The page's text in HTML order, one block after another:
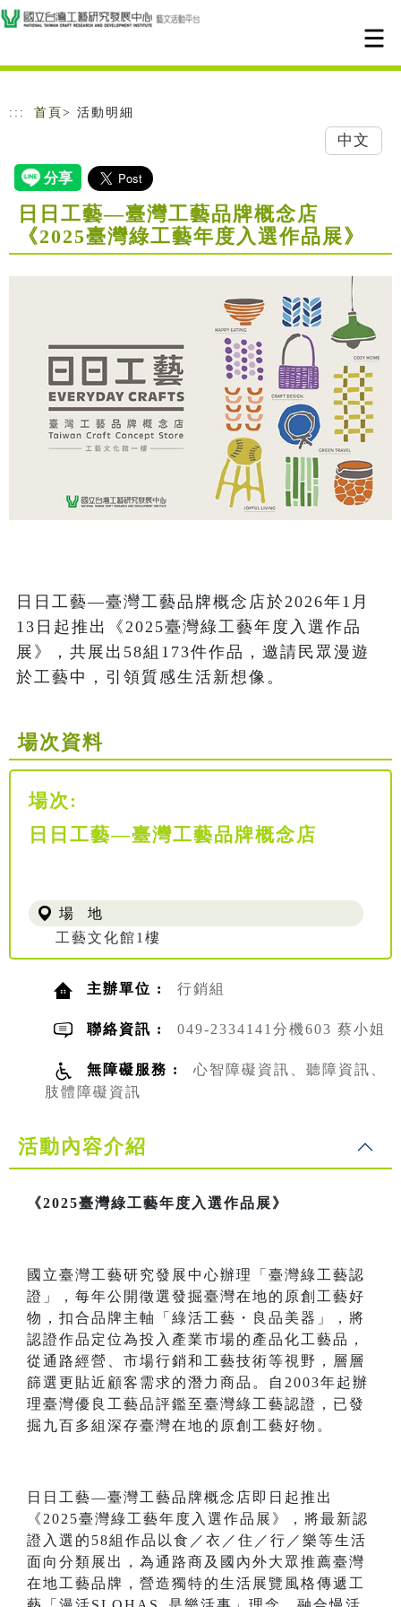
跳到主要內容
網站導覽
::: 首頁 > 活動明細
中文
日日工藝—臺灣工藝品牌概念店
《2025臺灣綠工藝年度入選作品展》
日日工藝—臺灣工藝品牌概念店於2026年1月
13日起推出《2025臺灣綠工藝年度入選作品
展》，共展出58組173件作品，邀請民眾漫遊
於工藝中，引領質感生活新想像。
場次資料
場次:
日日工藝—臺灣工藝品牌概念店
場 地
工藝文化館1樓
主辦單位 : 行銷組
聯絡資訊 : 049-2334141分機603 蔡小姐
無障礙服務 :
心智障礙資訊、聽障資訊、
肢體障礙資訊
活動內容介紹
《2025臺灣綠工藝年度入選作品展》
國立臺灣工藝研究發展中心辦理「臺灣綠工藝認
證」，每年公開徵選發掘臺灣在地的原創工藝好
物，扣合品牌主軸「綠活工藝・良品美器」，將
認證作品定位為投入產業市場的產品化工藝品，
從通路經營、市場行銷和工藝技術等視野，層層
篩選更貼近顧客需求的潛力商品。自2003年起辦
理臺灣優良工藝品評鑑至臺灣綠工藝認證，已發
掘九百多組深存臺灣在地的原創工藝好物。
日日工藝—臺灣工藝品牌概念店即日起推出
《2025臺灣綠工藝年度入選作品展》，將最新認
證入選的58組作品以食／衣／住／行／樂等生活
面向分類展出，為通路商及國內外大眾推薦臺灣
在地工藝品牌，營造獨特的生活展覽風格傳遞工